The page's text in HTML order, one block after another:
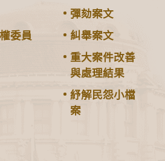
委員
彈劾案文
糾舉案文
重大案件改善
與處理結果
紓解民怨小檔
案